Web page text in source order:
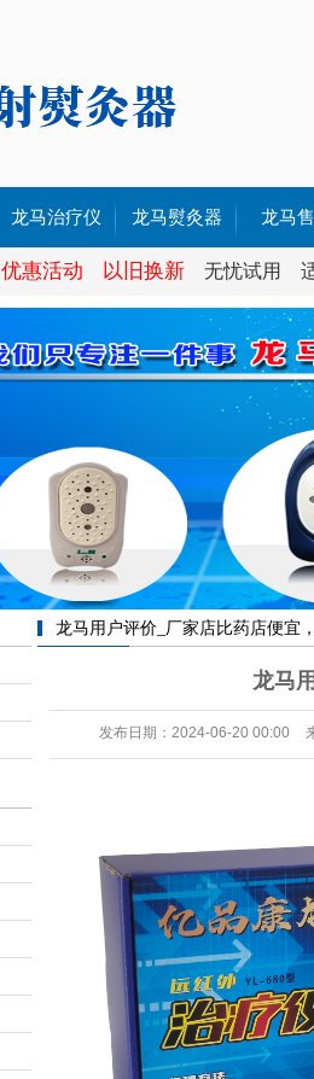
龙马治疗仪
治疗仪YL-70
治疗仪YL-580
治疗仪YL-380
龙马熨灸器
加强型RF70
加强型 QF680
加强型QF580
加强型QF380
龙马
售后
售后
优惠活动 以旧换新 无忧试用
龙马用户评价_厂家店比药店便宜
龙马
发布日期： 2024-06-20 00:00